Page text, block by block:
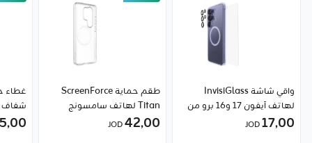
واقي شاشة InvisiGlass
لهاتف آيفون 17 و16 برو من
بيلكن
17٫00
طقم حماية ScreenForce
Titan لهاتف سامسونج
جالاكسي S26 ألترا من بيلكن
42٫00JOD
غطاء